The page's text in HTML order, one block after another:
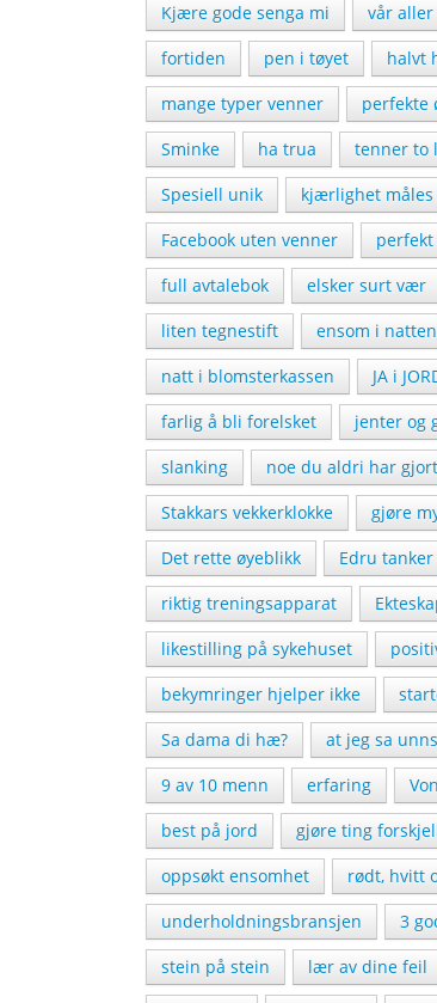
Kjære gode senga mi
vår
fortiden
pen i tøyet halvt
mange typer venner
perfekte
Sminke
ha trua tenner to
Spesiell unik
kjærlighet måles
Facebook uten venner
full avtalebok
elsker surt vær
liten tegnestift
ensom i
natt i blomsterkassen
JA i
farlig å bli forelsket
jenter og
slanking
noe du aldri har gjort
Stakkars vekkerklokke
gjøre
Det rette øyeblikk
Edru tanker
riktig treningsapparat
likestilling på sykehuset
bekymringer hjelper ikke
Sa dama di hæ?
at jeg sa
9 av 10 menn
erfaring
best på jord
gjøre ting
oppsøkt ensomhet
rødt, hvitt
underholdningsbransjen
3
stein på stein
lær av dine feil